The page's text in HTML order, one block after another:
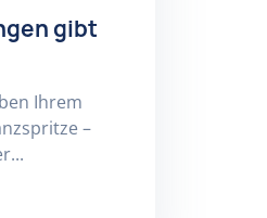
gibt
Ihrem
–